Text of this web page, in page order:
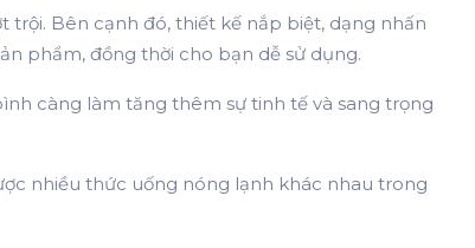
Bên cạnh đó, thiết kế nắp biệt, dạng nhấn
phẩm, đồng thời cho bạn dễ sử dụng.
càng làm tăng thêm sự tinh tế và sang trọng
nhiều thức uống nóng lạnh khác nhau trong